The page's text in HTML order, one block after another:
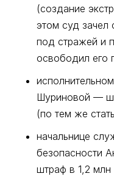
(создание
этом суд зачел
под стражей и
освободил его
Шуриновой —
(по тем же
начальнице
безопасности
штраф в 1,2 млн